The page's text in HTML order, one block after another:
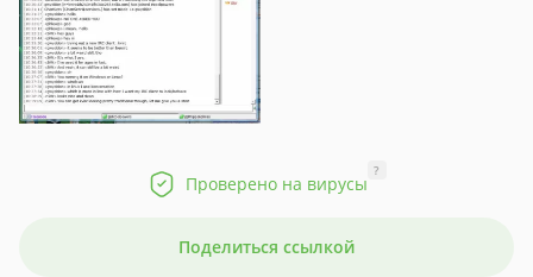
Проверено на вирусы
?
Поделиться ссылкой